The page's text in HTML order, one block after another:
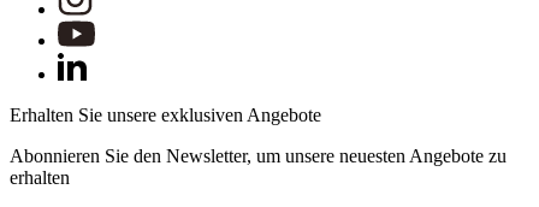
Erhalten Sie unsere exklusiven Angebote
Abonnieren Sie den Newsletter, um unsere neuesten Angebote zu
erhalten